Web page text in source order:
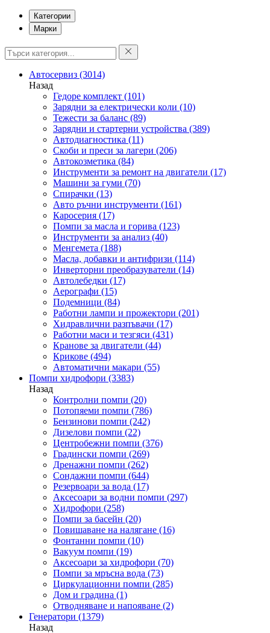
Категории
Марки
Автосервиз (3014)
Назад
Гедоре комплект (101)
Зарядни за електрически коли (10)
Тежести за баланс (89)
Зарядни и стартерни устройства (389)
Автодиагностика (11)
Скоби и преси за лагери (206)
Автокозметика (84)
Инструменти за ремонт на двигатели (17)
Машини за гуми (70)
Спирачки (13)
Авто ръчни инструменти (161)
Каросерия (17)
Помпи за масла и горива (123)
Инструменти за анализ (40)
Менгемета (188)
Масла, добавки и антифризи (114)
Инверторни преобразуватели (14)
Автолебедки (17)
Аерографи (15)
Подемници (84)
Работни лампи и прожектори (201)
Хидравлични разпъвачи (17)
Работни маси и тезгяси (431)
Кранове за двигатели (44)
Крикове (494)
Автоматични макари (55)
Помпи хидрофори (3383)
Назад
Контролни помпи (20)
Потопяеми помпи (786)
Бензинови помпи (242)
Дизелови помпи (22)
Центробежни помпи (376)
Градински помпи (269)
Дренажни помпи (262)
Сондажни помпи (644)
Резервоари за вода (17)
Аксесоари за водни помпи (297)
Хидрофори (258)
Помпи за басейн (20)
Повишаване на налягане (16)
Фонтанни помпи (10)
Вакуум помпи (19)
Аксесоари за хидрофори (70)
Помпи за мръсна вода (73)
Циркулационни помпи (285)
Дом и градина (1)
Отводняване и напояване (2)
Генератори (1379)
Назад